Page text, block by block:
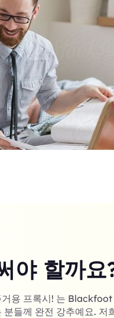
야 할까요
거용 프록시! 는 Blackfoot
들께 완전 강추예요. 저